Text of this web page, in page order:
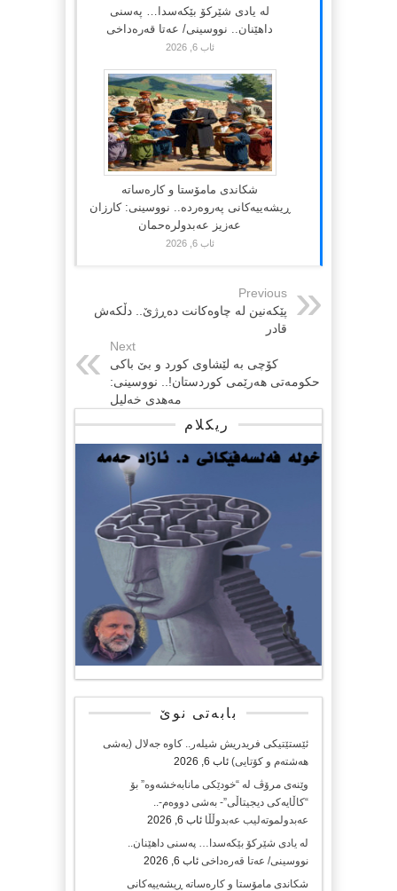
لە یادی شێرکۆ بێکەسدا… پەسنی
داهێنان.. نووسینی/ عەتا قەرەداخی
ئاب 6, 2026
شکاندی مامۆستا و کارەساتە
ڕیشەییەکانی پەروەردە.. نووسینی: کارزان
عەزیز عەبدولرەحمان
ئاب 6, 2026
Previous
پێكه‌نین له‌ چاوه‌كانت ده‌ڕژێ.. دڵكه‌ش
قادر
Next
كۆچی بە لێشاوی كورد و بێ باكی
حكومەتی هەرێمی كوردستان!.. نووسینی:
مەهدی خەلیل
ریکلام
بابەتی نوێ
ئێستێتیکی فریدریش شیلەر.. کاوە جەلال (بەشی
هەشتەم و کۆتایی) ئاب 6, 2026
وێنەی مرۆڤ لە “خودێکی مانابەخشەوە” بۆ
“کاڵایەکی دیجیتاڵی”- بەشی دووەم-..
عەبدولموتەلیب عەبدوڵڵا ئاب 6, 2026
لە یادی شێرکۆ بێکەسدا… پەسنی داهێنان..
نووسینی/ عەتا قەرەداخی ئاب 6, 2026
شکاندی مامۆستا و کارەساتە ڕیشەییەکانی